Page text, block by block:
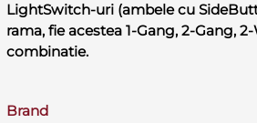
LightSwitch-uri (ambele cu
rama, fie acestea 1-Gang, 2-Gang,
combinatie.
Brand